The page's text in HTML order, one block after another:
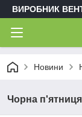
ВИРОБНИК
Новини
Чорна